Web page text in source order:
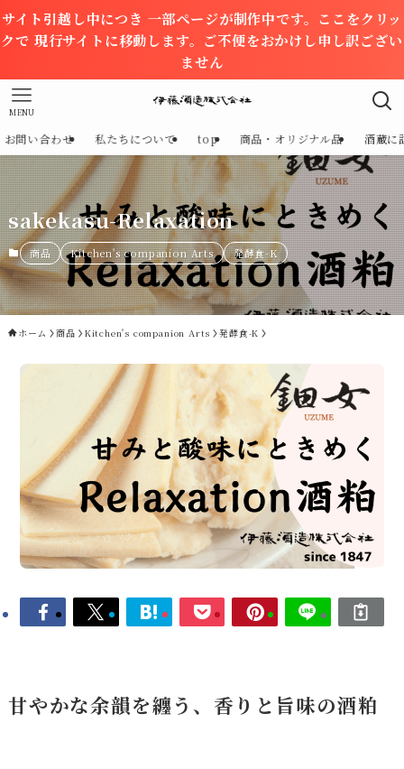
サイト引越し中につき 一部ページが制作中です。ここをクリッ
クで 現行サイトに移動します。ご不便をおかけし申し訳ござい
ません
MENU
お問い合わせ 私たちについて top 商品・オリジナル品 酒蔵に
sakekasu-Relaxation
商品 Kitchen's companion Arts 発酵食-K
ホーム 商品 Kitchen's companion Arts 発酵食-K
甘やかな余韻を纏う、香りと旨味の酒粕